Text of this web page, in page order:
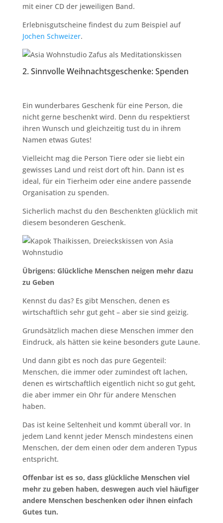
mit einer CD der jeweiligen Band.
Erlebnisgutscheine findest du zum Beispiel auf
Jochen Schweizer.
2. Sinnvolle Weihnachtsgeschenke: Spenden
Ein wunderbares Geschenk für eine Person, die
nicht gerne beschenkt wird. Denn du respektierst
ihren Wunsch und gleichzeitig tust du in ihrem
Namen etwas Gutes!
Vielleicht mag die Person Tiere oder sie liebt ein
gewisses Land und reist dort oft hin. Dann ist es
ideal, für ein Tierheim oder eine andere passende
Organisation zu spenden.
Sicherlich machst du den Beschenkten glücklich mit
diesem besonderen Geschenk.
Übrigens: Glückliche Menschen neigen mehr dazu
zu Geben
Kennst du das? Es gibt Menschen, denen es
wirtschaftlich sehr gut geht – aber sie sind geizig.
Grundsätzlich machen diese Menschen immer den
Eindruck, als hätten sie keine besonders gute Laune.
Und dann gibt es noch das pure Gegenteil:
Menschen, die immer oder zumindest oft lachen,
denen es wirtschaftlich eigentlich nicht so gut geht,
die aber immer ein Ohr für andere Menschen
haben.
Das ist keine Seltenheit und kommt überall vor. In
jedem Land kennt jeder Mensch mindestens einen
Menschen, der dem einen oder dem anderen Typus
entspricht.
Offenbar ist es so, dass glückliche Menschen viel
mehr zu geben haben, deswegen auch viel häufiger
andere Menschen beschenken oder ihnen einfach
Gutes tun.